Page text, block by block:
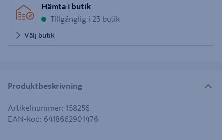
Hämta i butik
Tillgänglig i 23 butik
Välj butik
Produktbeskrivning
Artikelnummer: 158256
EAN-kod: 6418662901476